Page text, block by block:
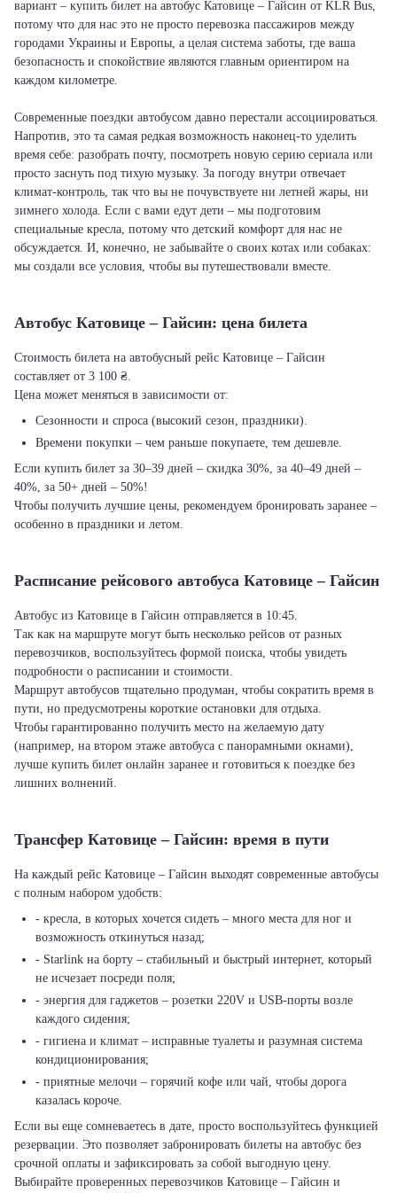
вариант – купить билет на автобус Катовице – Гайсин от KLR Bus,
потому что для нас это не просто перевозка пассажиров между
городами Украины и Европы, а целая система заботы, где ваша
безопасность и спокойствие являются главным ориентиром на
каждом километре.
Современные поездки автобусом давно перестали ассоциироваться.
Напротив, это та самая редкая возможность наконец-то уделить
время себе: разобрать почту, посмотреть новую серию сериала или
просто заснуть под тихую музыку. За погоду внутри отвечает
климат-контроль, так что вы не почувствуете ни летней жары, ни
зимнего холода. Если с вами едут дети – мы подготовим
специальные кресла, потому что детский комфорт для нас не
обсуждается. И, конечно, не забывайте о своих котах или собаках:
мы создали все условия, чтобы вы путешествовали вместе.
Автобус Катовице – Гайсин: цена билета
Стоимость билета на автобусный рейс Катовице – Гайсин
составляет от 3 100 ₴.
Цена может меняться в зависимости от:
Сезонности и спроса (высокий сезон, праздники).
Времени покупки – чем раньше покупаете, тем дешевле.
Если купить билет за 30–39 дней – скидка 30%, за 40–49 дней –
40%, за 50+ дней – 50%!
Чтобы получить лучшие цены, рекомендуем бронировать заранее –
особенно в праздники и летом.
Расписание рейсового автобуса Катовице – Гайсин
Автобус из Катовице в Гайсин отправляется в 10:45.
Так как на маршруте могут быть несколько рейсов от разных
перевозчиков, воспользуйтесь формой поиска, чтобы увидеть
подробности о расписании и стоимости.
Маршрут автобусов тщательно продуман, чтобы сократить время в
пути, но предусмотрены короткие остановки для отдыха.
Чтобы гарантированно получить место на желаемую дату
(например, на втором этаже автобуса с панорамными окнами),
лучше купить билет онлайн заранее и готовиться к поездке без
лишних волнений.
Трансфер Катовице – Гайсин: время в пути
На каждый рейс Катовице – Гайсин выходят современные автобусы
с полным набором удобств:
- кресла, в которых хочется сидеть – много места для ног и
возможность откинуться назад;
- Starlink на борту – стабильный и быстрый интернет, который
не исчезает посреди поля;
- энергия для гаджетов – розетки 220V и USB-порты возле
каждого сидения;
- гигиена и климат – исправные туалеты и разумная система
кондиционирования;
- приятные мелочи – горячий кофе или чай, чтобы дорога
казалась короче.
Если вы еще сомневаетесь в дате, просто воспользуйтесь функцией
резервации. Это позволяет забронировать билеты на автобус без
срочной оплаты и зафиксировать за собой выгодную цену.
Выбирайте проверенных перевозчиков Катовице – Гайсин и